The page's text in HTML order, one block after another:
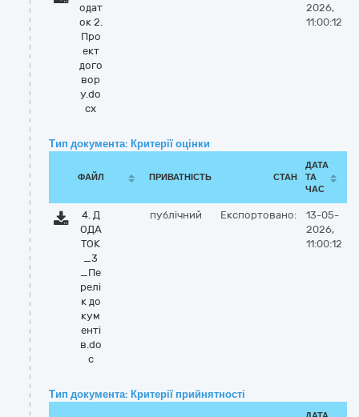
одат
ок 2.
Про
ект
дого
вор
у.do
cx
2026,
11:00:12
Тип документа: Критерії оцінки
ФАЙЛ ПРИВАТНІСТЬ СТАН
ДАТА
ТА
ЧАС
4. Д
ОДА
ТОК
_3
_Пе
релі
к до
кум
енті
в.do
c
публічний Експортовано:
13-05-
2026,
11:00:12
Тип документа: Критерії прийнятності